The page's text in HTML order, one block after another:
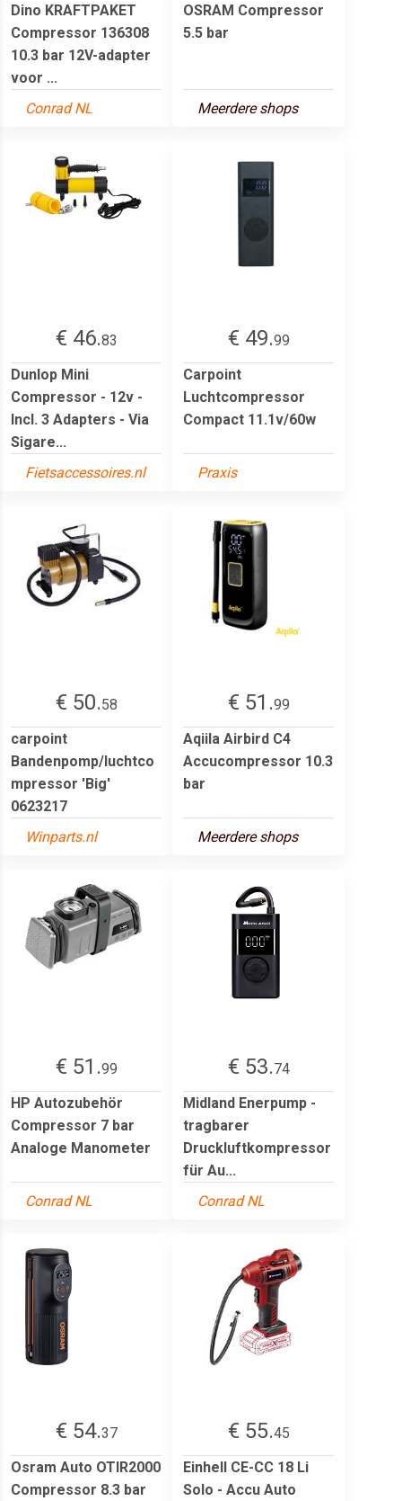
Dino KRAFTPAKET
Compressor 136308
10.3 bar 12V-adapter
voor ...
Conrad NL
OSRAM Compressor
5.5 bar
Meerdere shops
€ 46.83
Dunlop Mini
Compressor - 12v -
Incl. 3 Adapters - Via
Sigare...
Fietsaccessoires.nl
€ 49.99
Carpoint
Luchtcompressor
Compact 11.1v/60w
Praxis
€ 50.58
carpoint
Bandenpomp/luchtco
mpressor 'Big'
0623217
Winparts.nl
€ 51.99
Aqiila Airbird C4
Accucompressor 10.3
bar
Meerdere shops
€ 51.99
HP Autozubehör
Compressor 7 bar
Analoge Manometer
Conrad NL
€ 53.74
Midland Enerpump -
tragbarer
Druckluftkompressor
für Au...
Conrad NL
€ 54.37
Osram Auto OTIR2000
Compressor 8.3 bar
€ 55.45
Einhell CE-CC 18 Li
Solo - Accu Auto